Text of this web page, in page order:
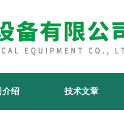
介绍 技术文章